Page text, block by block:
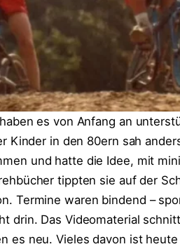
es von Anfang an
Kinder in den 80ern sah
und hatte die Idee, mit
tippten sie auf der
Termine waren bindend –
drin. Das Videomaterial
es neu. Vieles davon ist